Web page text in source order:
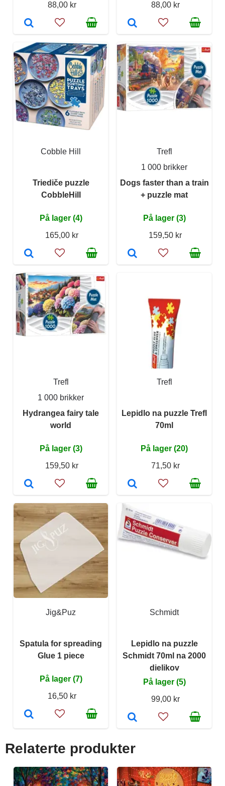
88,00 kr
88,00 kr
Cobble Hill
Triediče puzzle
CobbleHill
På lager (4)
165,00 kr
Trefl
1 000 brikker
Dogs faster than a train
+ puzzle mat
På lager (3)
159,50 kr
Trefl
1 000 brikker
Hydrangea fairy tale
world
På lager (3)
159,50 kr
Trefl
Lepidlo na puzzle Trefl
70ml
På lager (20)
71,50 kr
Jig&Puz
Spatula for spreading
Glue 1 piece
På lager (7)
16,50 kr
Schmidt
Lepidlo na puzzle
Schmidt 70ml na 2000
dielikov
På lager (5)
99,00 kr
Relaterte produkter